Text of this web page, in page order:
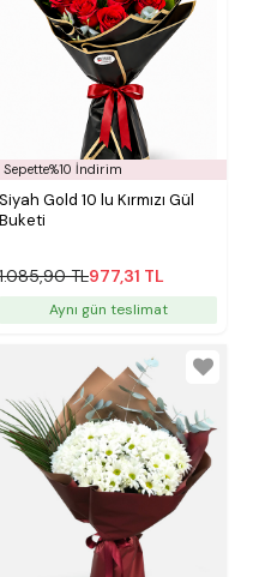
Sepette%10 İndirim
Siyah Gold 10 lu Kırmızı Gül
Buketi
1.085,90 TL977,31 TL
Aynı gün teslimat